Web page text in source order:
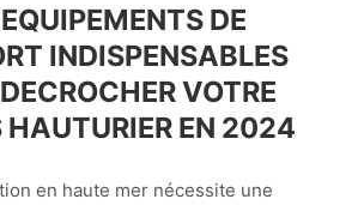
DE
INDISPENSABLES
VOTRE
HAUTURIER EN 2024
en haute mer nécessite une